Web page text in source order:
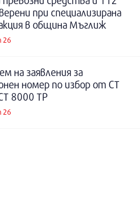
при специализирана
в община Мъглиж
26
на заявления за
номер по избор от СТ
8000 ТР
26